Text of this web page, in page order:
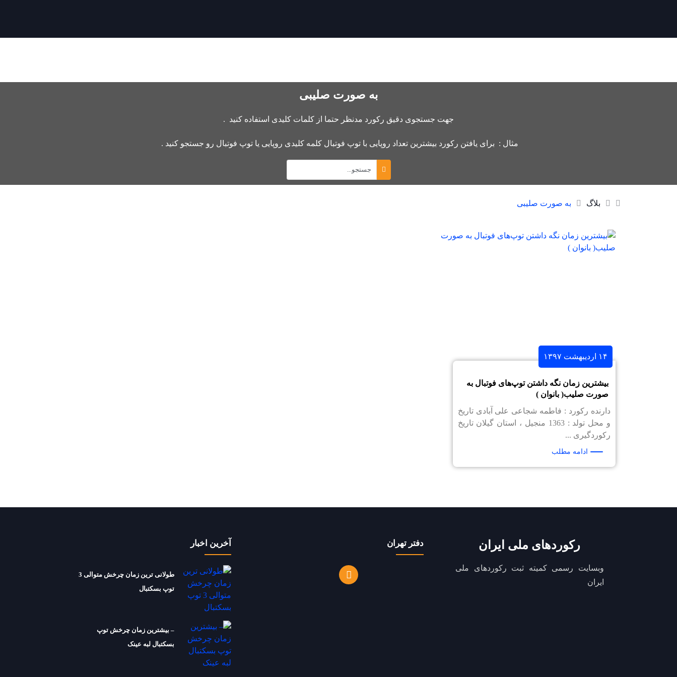
به صورت صلیبی
جهت جستجوی دقیق رکورد مدنظر حتما از کلمات کلیدی استفاده کنید .
مثال : برای یافتن رکورد بیشترین تعداد روپایی با توپ فوتبال کلمه کلیدی روپایی یا توپ فوتبال رو جستجو کنید .
بلاگ به صورت صلیبی
۱۴ اردیبهشت ۱۳۹۷
بیشترین زمان نگه داشتن توپ‌های فوتبال به
صورت صلیب( بانوان )
دارنده رکورد : فاطمه شجاعی علی آبادی تاریخ
و محل تولد : 1363 منجیل ، استان گیلان تاریخ
رکوردگیری ...
ادامه مطلب
رکوردهای ملی ایران
وبسایت رسمی کمیته ثبت رکوردهای ملی
ایران
دفتر تهران آخرین اخبار
طولانی ترین زمان چرخش متوالی 3
توپ بسکتبال
– بیشترین زمان چرخش توپ
بسکتبال لبه عینک